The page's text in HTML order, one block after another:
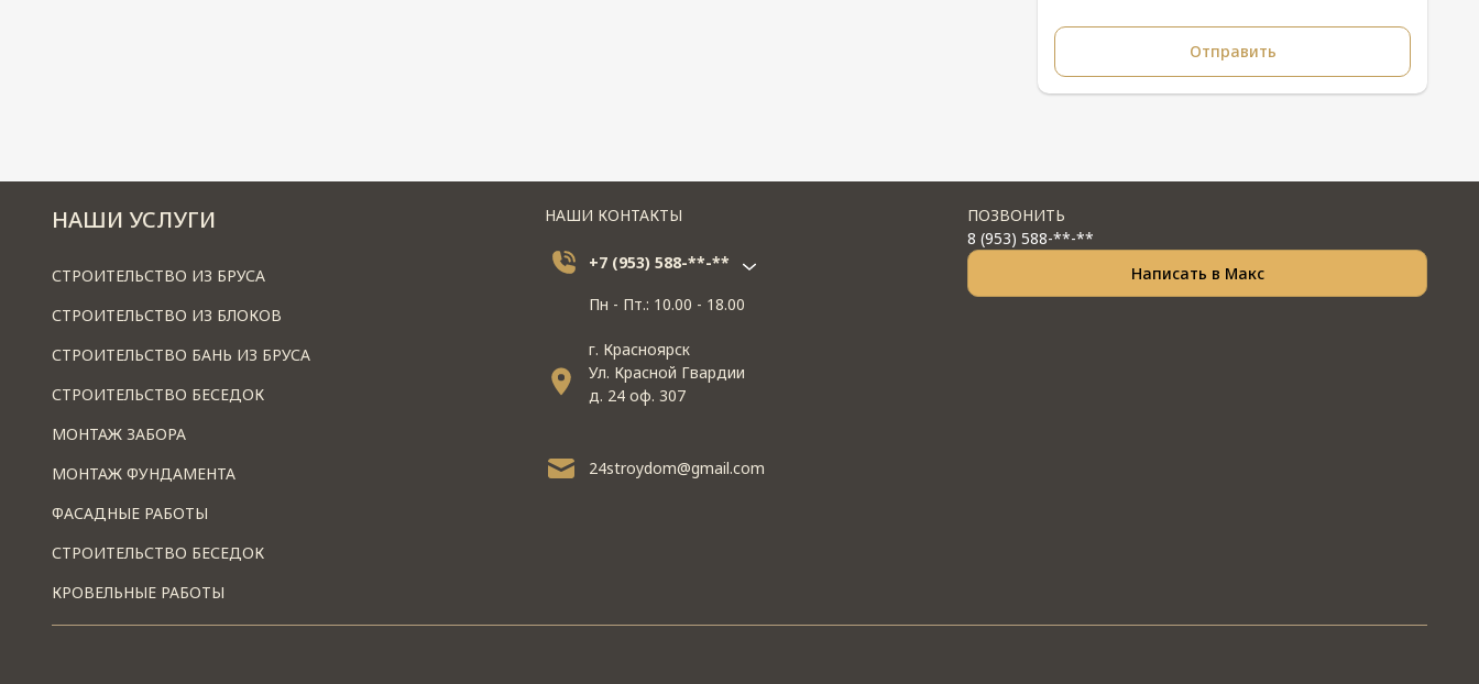
НАШИ УСЛУГИ
СТРОИТЕЛЬСТВО ИЗ БРУСА
СТРОИТЕЛЬСТВО ИЗ БЛОКОВ
СТРОИТЕЛЬСТВО БАНЬ ИЗ БРУСА
СТРОИТЕЛЬСТВО БЕСЕДОК
МОНТАЖ ЗАБОРА
МОНТАЖ ФУНДАМЕНТА
ФАСАДНЫЕ РАБОТЫ
СТРОИТЕЛЬСТВО БЕСЕДОК
КРОВЕЛЬНЫЕ РАБОТЫ
НАШИ КОНТАКТЫ
+7 (953) 588-**-**
Пн - Пт.: 10.00 - 18.00
г. Красноярск
Ул. Красной Гвардии
д. 24 оф. 307
24stroydom@gmail.com
ПОЗВОНИТЬ
8 (953) 588-**-**
Написать в Макс